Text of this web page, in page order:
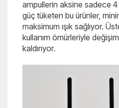
ampullerin aksine sadece 4
güç tüketen bu ürünler,
maksimum ışık sağlıyor.
kullanım ömürleriyle
kaldırıyor.